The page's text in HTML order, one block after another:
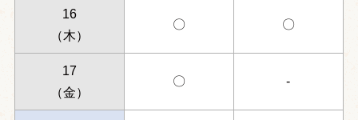
16
（木）
〇 〇
17
（金）
〇 -